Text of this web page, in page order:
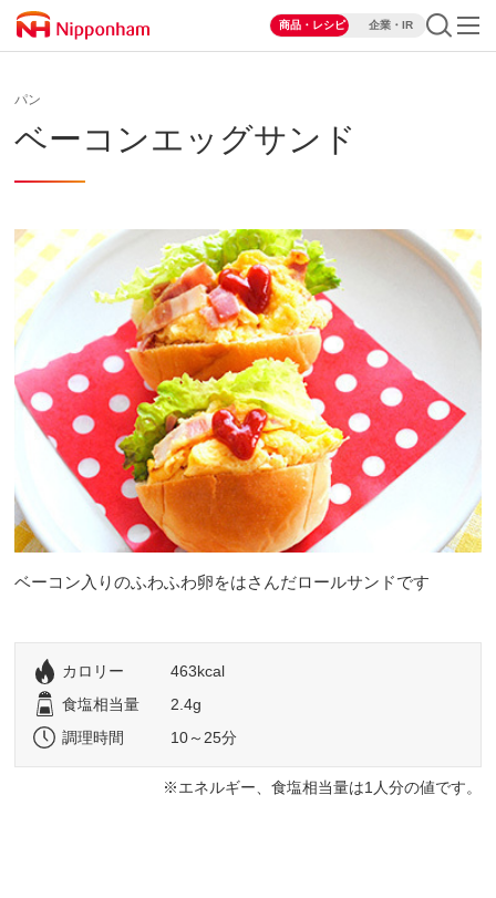
商品・レシピ 企業・IR
パン
ベーコンエッグサンド
ベーコン入りのふわふわ卵をはさんだロールサンドです
カロリー
463kcal
食塩相当量
2.4g
調理時間
10～25分
エネルギー、食塩相当量は1人分の値です。